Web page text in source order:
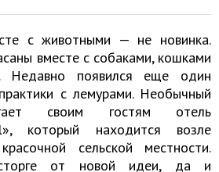
с животными — не новинка.
вместе с собаками, кошками
появился еще один
с лемурами. Необычный
своим гостям отель
который находится возле
сельской местности.
от новой идеи, да и